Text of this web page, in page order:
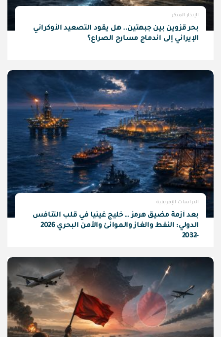
الإنذار المبكر
بحر قزوين بين جبهتين.. هل يقود التصعيد الأوكراني
الإيراني إلى اندماج مسارح الصراع؟
الدراسات الإفريقية
بعد أزمة مضيق هرمز … خليج غينيا في قلب التنافس
الدولي: النفط والغاز والموانئ والأمن البحري 2026
-2032